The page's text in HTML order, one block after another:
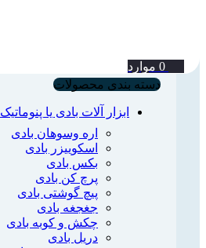
0 موارد
دسته بندی محصولات
ابزار آلات بادی یا پنوماتیک
اره وسوهان بادی
اسکوییزر بادی
بکس بادی
پرچ کن بادی
پیچ گوشتی بادی
جغجغه بادی
چکش و کوبه بادی
دریل بادی